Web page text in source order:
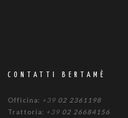
CONTATTI BERTAMÈ
Officina: +39 02 2361198
Trattoria: +39 02 26684156